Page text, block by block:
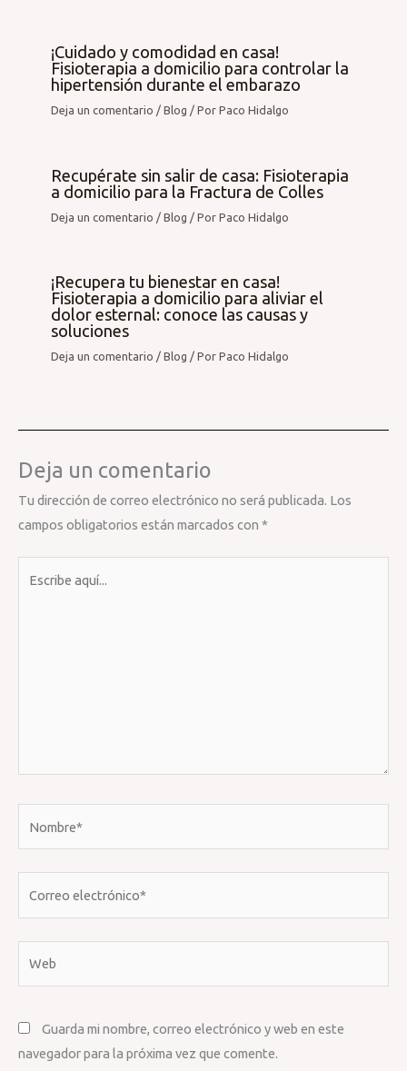
¡Cuidado y comodidad en casa!
Fisioterapia a domicilio para controlar la
hipertensión durante el embarazo
Deja un comentario /Blog / PorPaco Hidalgo
Recupérate sin salir de casa: Fisioterapia
a domicilio para la Fractura de Colles
Deja un comentario /Blog / PorPaco Hidalgo
¡Recupera tu bienestar en casa!
Fisioterapia a domicilio para aliviar el
dolor esternal: conoce las causas y
soluciones
Deja un comentario /Blog / PorPaco Hidalgo
Deja un comentario
Tu dirección de correo electrónico no será publicada. Los
campos obligatorios están marcados con *
Guarda mi nombre, correo electrónico y web en este
navegador para la próxima vez que comente.